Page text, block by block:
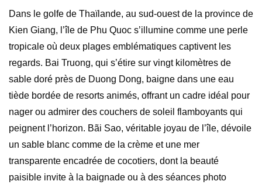
Dans le golfe de Thaïlande, au sud-ouest de la province de
Kien Giang, l’île de Phu Quoc s’illumine comme une perle
tropicale où deux plages emblématiques captivent les
regards. Bai Truong, qui s’étire sur vingt kilomètres de
sable doré près de Duong Dong, baigne dans une eau
tiède bordée de resorts animés, offrant un cadre idéal pour
nager ou admirer des couchers de soleil flamboyants qui
peignent l’horizon. Bãi Sao, véritable joyau de l’île, dévoile
un sable blanc comme de la crème et une mer
transparente encadrée de cocotiers, dont la beauté
paisible invite à la baignade ou à des séances photo